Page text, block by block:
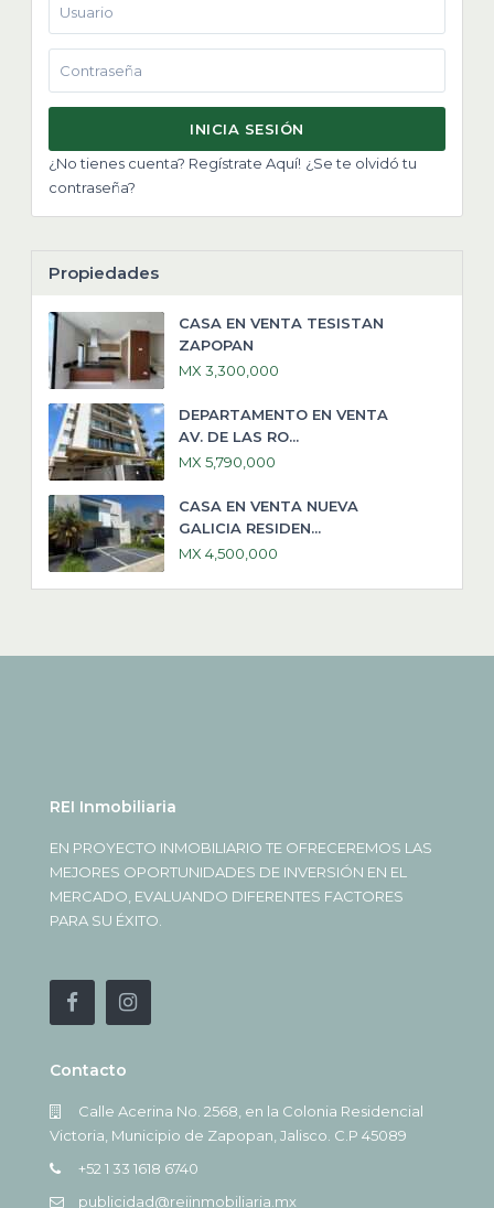
INICIA SESIÓN
¿No tienes cuenta? Regístrate Aquí! ¿Se te olvidó tu
contraseña?
Propiedades
CASA EN VENTA TESISTAN
ZAPOPAN
MX 3,300,000
DEPARTAMENTO EN VENTA
AV. DE LAS RO...
MX 5,790,000
CASA EN VENTA NUEVA
GALICIA RESIDEN...
MX 4,500,000
REI Inmobiliaria
EN PROYECTO INMOBILIARIO TE OFRECEREMOS LAS
MEJORES OPORTUNIDADES DE INVERSIÓN EN EL
MERCADO, EVALUANDO DIFERENTES FACTORES
PARA SU ÉXITO.
Contacto
Calle Acerina No. 2568, en la Colonia Residencial
Victoria, Municipio de Zapopan, Jalisco. C.P 45089
+52 1 33 1618 6740
publicidad@reiinmobiliaria.mx